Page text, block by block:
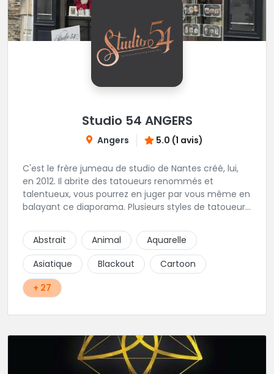
Studio 54 ANGERS
Angers 5.0 (1 avis)
C'est le frère jumeau de studio de Nantes créé, lui,
en 2012. Il abrite des tatoueurs renommés et
talentueux, vous pourrez en juger par vous même en
balayant ce diaporama. Plusieurs styles de tatoueurs
répondre à tout types de demandes. Bien sur dans
une hygiène très stricte.
Abstrait Animal
Aquarelle
Asiatique
Blackout
Cartoon
+ 27